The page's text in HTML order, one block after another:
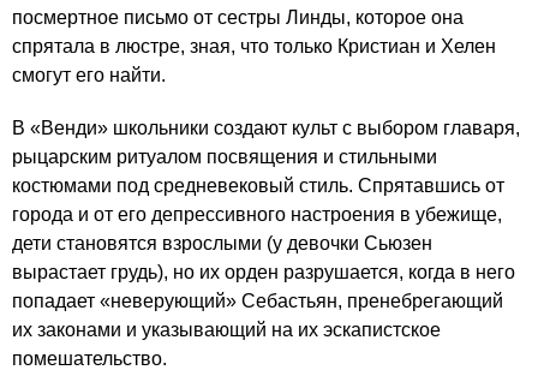
посмертное письмо от сестры Линды, которое она
спрятала в люстре, зная, что только Кристиан и Хелен
смогут его найти.
В «Венди» школьники создают культ с выбором главаря,
рыцарским ритуалом посвящения и стильными
костюмами под средневековый стиль. Спрятавшись от
города и от его депрессивного настроения в убежище,
дети становятся взрослыми (у девочки Сьюзен
вырастает грудь), но их орден разрушается, когда в него
попадает «неверующий» Себастьян, пренебрегающий
их законами и указывающий на их эскапистское
помешательство.